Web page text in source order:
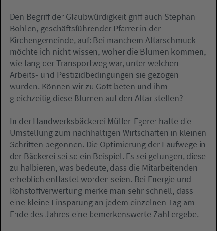
Den Begriff der Glaubwürdigkeit griff auch Stephan
Bohlen, geschäftsführender Pfarrer in der
Kirchengemeinde, auf: Bei manchem Altarschmuck
möchte ich nicht wissen, woher die Blumen kommen,
wie lang der Transportweg war, unter welchen
Arbeits- und Pestizidbedingungen sie gezogen
wurden. Können wir zu Gott beten und ihm
gleichzeitig diese Blumen auf den Altar stellen?
In der Handwerksbäckerei Müller-Egerer hatte die
Umstellung zum nachhaltigen Wirtschaften in kleinen
Schritten begonnen. Die Optimierung der Laufwege in
der Bäckerei sei so ein Beispiel. Es sei gelungen, diese
zu halbieren, was bedeute, dass die Mitarbeitenden
erheblich entlastet worden seien. Bei Energie und
Rohstoffverwertung merke man sehr schnell, dass
eine kleine Einsparung an jedem einzelnen Tag am
Ende des Jahres eine bemerkenswerte Zahl ergebe.